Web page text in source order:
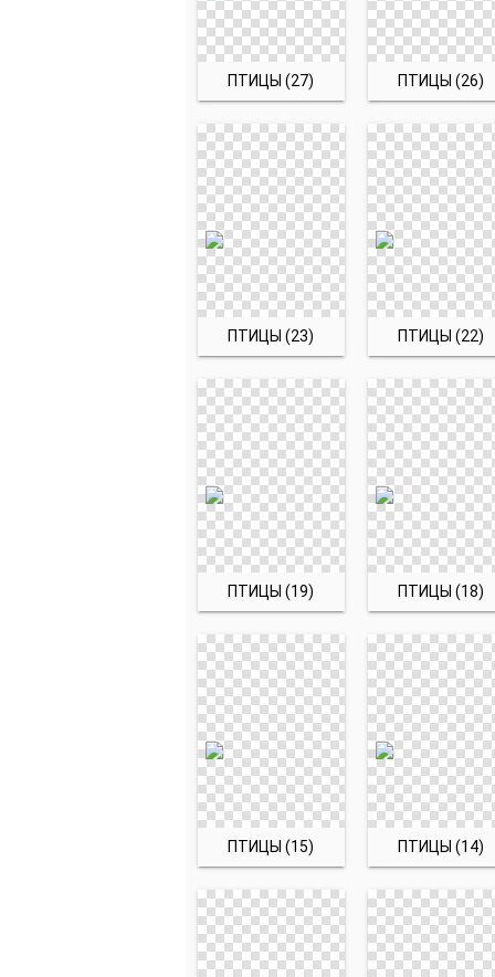
ПТИЦЫ (27) ПТИЦЫ (26)
ПТИЦЫ (23) ПТИЦЫ (22)
ПТИЦЫ (19) ПТИЦЫ (18)
ПТИЦЫ (15) ПТИЦЫ (14)